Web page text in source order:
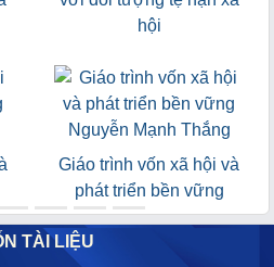
hội
Giáo trình vốn xã hội và
phát triển bền vững
TÀI LIỆU